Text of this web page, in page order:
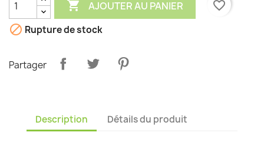
 AJOUTER AU PANIER
favorite_border
 Rupture de stock
Partager
Description Détails du produit